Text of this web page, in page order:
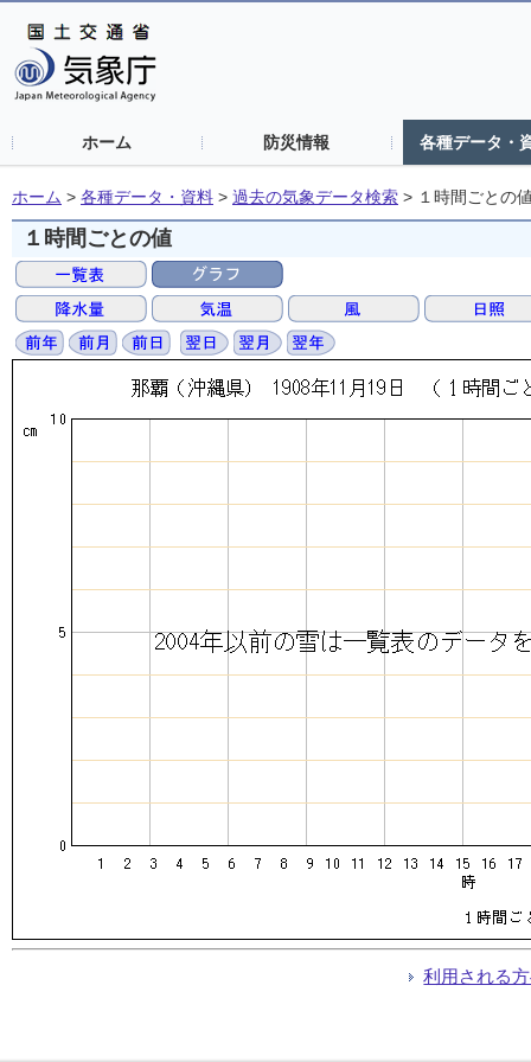
ホーム 防災情報 各種データ・
ホーム > 各種データ・資料 > 過去の気象データ検索 > １時間ごとの
１時間ごとの値
利用される